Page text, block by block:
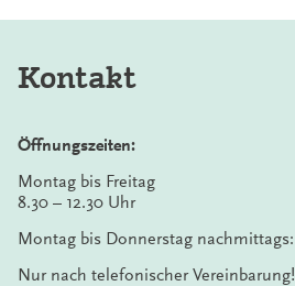
Kontakt
Öffnungszeiten:
Montag bis Freitag
8.30 – 12.30 Uhr
Montag bis Donnerstag nachmittags:
Nur nach telefonischer Vereinbarung!